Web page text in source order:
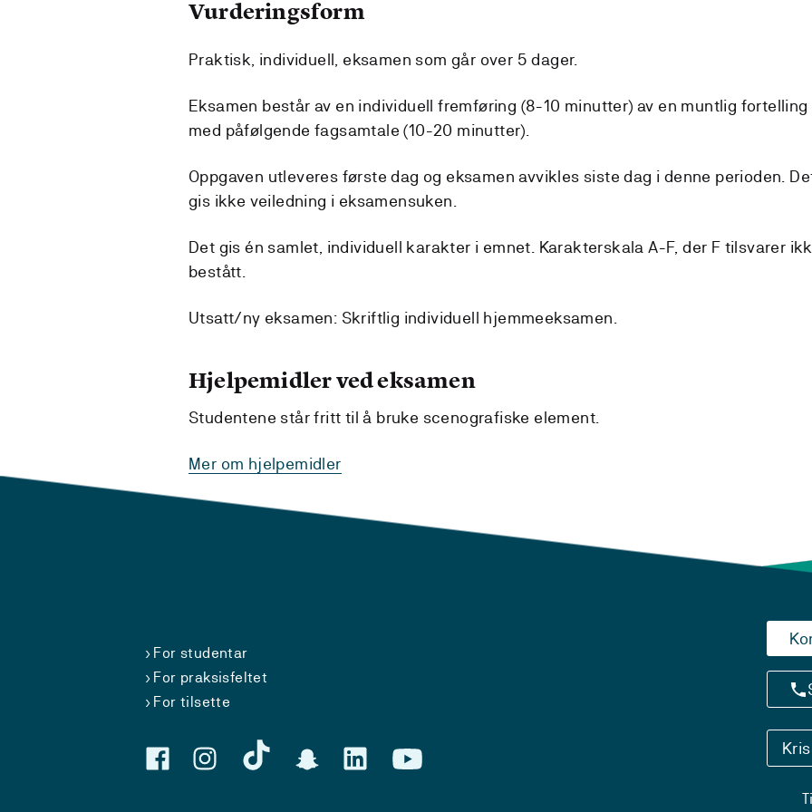
Vurderingsform
Praktisk, individuell, eksamen som går over 5 dager.
Eksamen består av en individuell fremføring (8-10 minutter) av en muntlig fortelling
med påfølgende fagsamtale (10-20 minutter).
Oppgaven utleveres første dag og eksamen avvikles siste dag i denne perioden.
gis ikke veiledning i eksamensuken.
Det gis én samlet, individuell karakter i emnet. Karakterskala A-F, der F tilsvarer
bestått.
Utsatt/ny eksamen: Skriftlig individuell hjemmeeksamen.
Hjelpemidler ved eksamen
Studentene står fritt til å bruke scenografiske element.
Mer om hjelpemidler
For studentar
For praksisfeltet
For tilsette